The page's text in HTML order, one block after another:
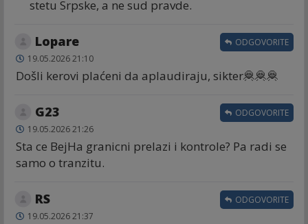
stetu Srpske, a ne sud pravde.
Lopare
19.05.2026 21:10
Došli kerovi plaćeni da aplaudiraju, sikter🦧🦧🦧
ODGOVORITE
G23
19.05.2026 21:26
Sta ce BejHa granicni prelazi i kontrole? Pa radi se
samo o tranzitu.
ODGOVORITE
RS
19.05.2026 21:37
ODGOVORITE